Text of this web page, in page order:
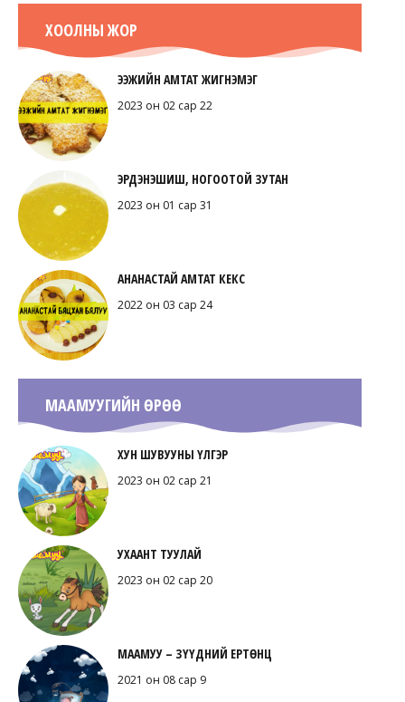
ХООЛНЫ ЖОР
ЭЭЖИЙН АМТАТ ЖИГНЭМЭГ
2023 он 02 сар 22
ЭРДЭНЭШИШ, НОГООТОЙ ЗУТАН
2023 он 01 сар 31
АНАНАСТАЙ АМТАТ КЕКС
2022 он 03 сар 24
МААМУУГИЙН ӨРӨӨ
ХУН ШУВУУНЫ ҮЛГЭР
2023 он 02 сар 21
УХААНТ ТУУЛАЙ
2023 он 02 сар 20
МААМУУ – ЗҮҮДНИЙ ЕРТӨНЦ
2021 он 08 сар 9